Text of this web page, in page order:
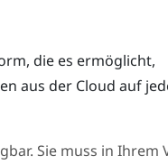
die es ermöglicht,
aus der Cloud auf
Sie muss in Ihrem